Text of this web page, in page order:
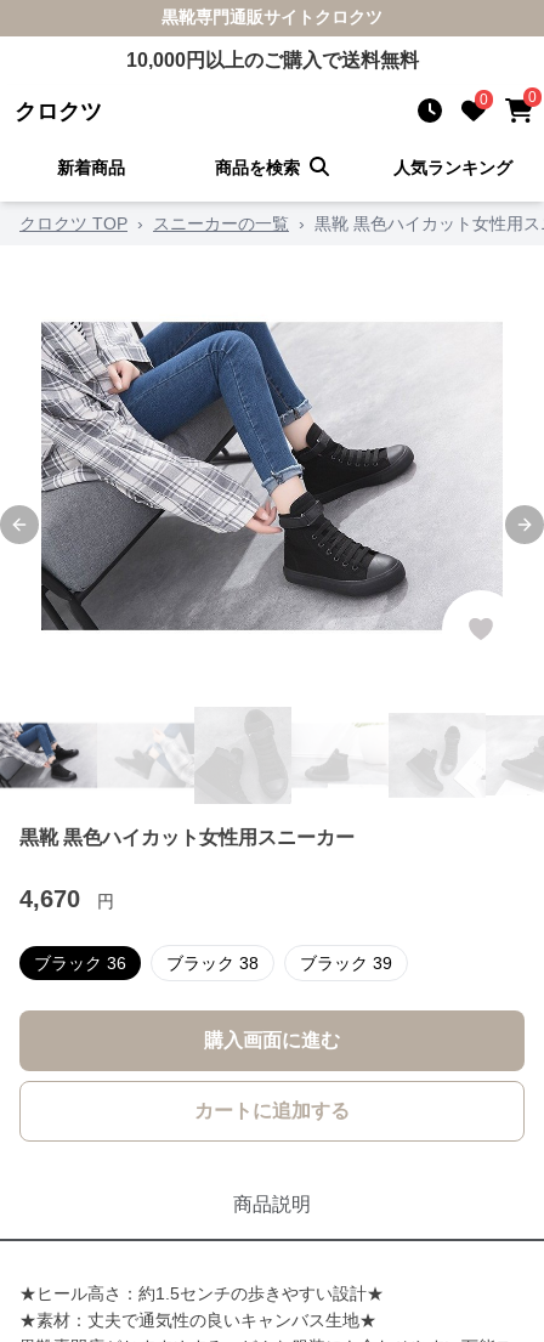
黒靴専門通販サイト クロクツ
10,000円以上のご購入で送料無料
クロクツ 0 0
新着商品 商品を検索 人気ランキング
クロクツ TOP › スニーカーの一覧 › 黒靴 黒色ハイカット女性用
Previous slide
黒靴 黒色ハイカット女性用スニーカー
4,670 円
ブラック 36 ブラック 38 ブラック 39
購入画面に進む
カートに追加する
商品説明
★ヒール高さ：約1.5センチの歩きやすい設計★
★素材：丈夫で通気性の良いキャンバス生地★